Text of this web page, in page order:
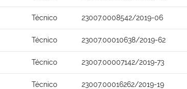
Técnico 23007.0008542/2019-06
Técnico 23007.00010638/2019-62
Técnico 23007.00007142/2019-73
Técnico 23007.00016262/2019-19